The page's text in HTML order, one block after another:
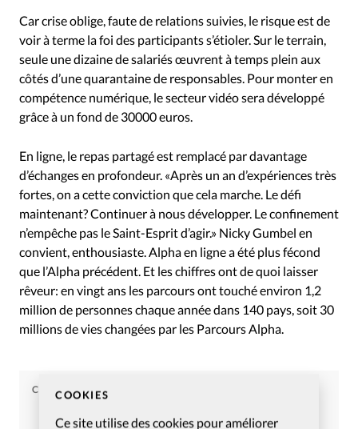
COOKIES
Ce site utilise des cookies pour améliorer
Car crise oblige, faute de relations suivies, le risque est de
voir à terme la foi des participants s’étioler. Sur le terrain,
seule une dizaine de salariés œuvrent à temps plein aux
côtés d’une quarantaine de responsables. Pour monter en
compétence numérique, le secteur vidéo sera développé
grâce à un fond de 30000 euros.
En ligne, le repas partagé est remplacé par davantage
d’échanges en profondeur. «Après un an d’expériences très
fortes, on a cette conviction que cela marche. Le défi
maintenant? Continuer à nous développer. Le confinement
n’empêche pas le Saint-Esprit d’agir.» Nicky Gumbel en
convient, enthousiaste. Alpha en ligne a été plus fécond
que l’Alpha précédent. Et les chiffres ont de quoi laisser
rêveur: en vingt ans les parcours ont touché environ 1,2
million de personnes chaque année dans 140 pays, soit 30
millions de vies changées par les Parcours Alpha.
CHRISTIANISME AUJOURD'HUI